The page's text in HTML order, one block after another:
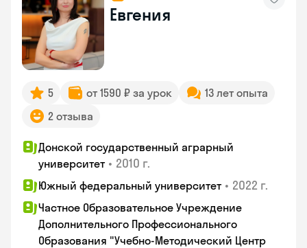
Евгения
5 от 1590 ₽ за урок
13 лет опыта
2 отзыва
Донской государственный аграрный
университет • 2010 г.
Южный федеральный университет • 2022 г.
Частное Образовательное Учреждение
Дополнительного Профессионального
Образования "Учебно-Методический Центр